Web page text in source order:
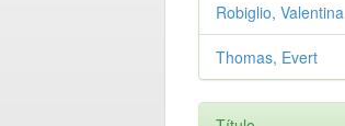
Robiglio, Valentina
Thomas, Evert